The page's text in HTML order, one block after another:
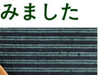
ました